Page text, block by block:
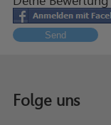
Send
Folge uns